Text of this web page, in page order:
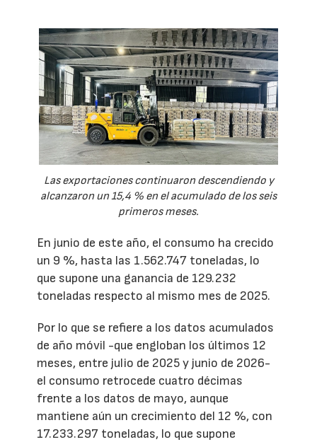
Las exportaciones continuaron descendiendo y
alcanzaron un 15,4 % en el acumulado de los seis
primeros meses.
En junio de este año, el consumo ha crecido
un 9 %, hasta las 1.562.747 toneladas, lo
que supone una ganancia de 129.232
toneladas respecto al mismo mes de 2025.
Por lo que se refiere a los datos acumulados
de año móvil -que engloban los últimos 12
meses, entre julio de 2025 y junio de 2026-
el consumo retrocede cuatro décimas
frente a los datos de mayo, aunque
mantiene aún un crecimiento del 12 %, con
17.233.297 toneladas, lo que supone